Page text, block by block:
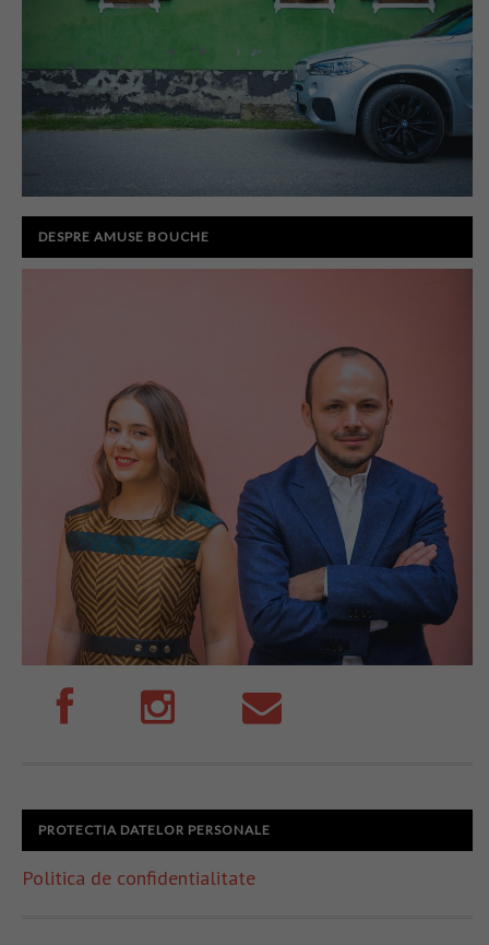
DESPRE AMUSE BOUCHE
PROTECTIA DATELOR PERSONALE
Politica de confidentialitate